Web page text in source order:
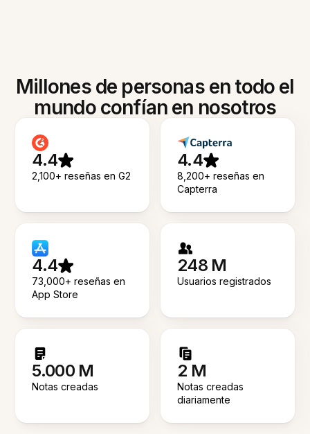
Millones de personas en todo el
mundo confían en nosotros
4.4
2,100+ reseñas en G2
4.4
8,200+ reseñas en
Capterra
4.4
73,000+ reseñas en
App Store
248 M
Usuarios registrados
5.000 M
Notas creadas
2 M
Notas creadas
diariamente